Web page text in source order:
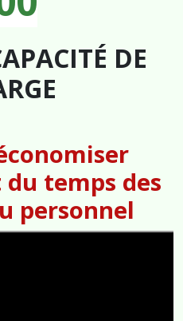
DE
temps des
personnel